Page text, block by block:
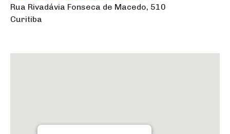
Rua Rivadávia Fonseca de Macedo, 510
Curitiba